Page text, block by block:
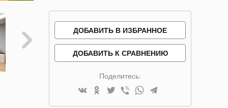
ДОБАВИТЬ В ИЗБРАННОЕ
ДОБАВИТЬ К СРАВНЕНИЮ
Поделитесь: